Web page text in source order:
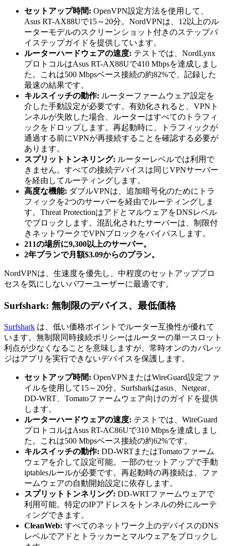
セットアップ時間: OpenVPN設定方法を使用して、
Asus RT-AX88Uで15～20分。NordVPNは、12以上のル
ーターモデルのスクリーンショット付きのステップバ
イステップガイドを提供しています。
ルーターハードウェアの速度: テストでは、NordLynx
プロトコルはAsus RT-AX88Uで410 Mbpsを達成しまし
た。これは500 Mbpsベース接続の約82%で、記録した
最速の結果です。
キルスイッチの動作: ルーターファームウェア設定を
介した手動設定が必要です。有効化されると、VPNト
ンネルが失敗した場合、ルーターはすべてのトラフィ
ックをドロップします。再起動時に、トラフィックが
通過する前にVPNが再接続することを確認する必要が
あります。
スプリットトンネリング: ルーターレベルでは利用で
きません。すべての接続デバイスは同じVPNサーバー
を経由してルーティングします。
高度な機能: ダブルVPNは、追加暗号化のためにトラ
フィックを2つのサーバーを経由でルーティングしま
す。Threat ProtectionはアドとマルウェアをDNSレベル
でブロックします。混乱化されたサーバーは、制限付
きネットワークでVPNブロックをバイパスします。
211の場所に9,300以上のサーバー。
2年プランで月額$3.09からのプラン。
NordVPNは、生速度を優先し、中程度のセットアッププロ
セスを気にしないパワーユーザーに最適です。
Surfshark: 無制限のデバイス、最低価格
Surfshark は、低い価格ポイントでルーター互換性が優れて
います。無制限同時接続ポリシーはルーターの単一スロット
利点が少なくなることを意味しますが、常時オンのカバレッ
ジはアプリを実行できないデバイスを保護します。
セットアップ時間: OpenVPNまたはWireGuard設定ファ
イルを使用して15～20分。Surfsharkはasus、Netgear、
DD-WRT、Tomatoファームウェア向けのガイドを提供
します。
ルーターハードウェアの速度: テストでは、WireGuard
プロトコルはAsus RT-AC86Uで310 Mbpsを達成しまし
た。これは500 Mbpsベース接続の約62%です。
キルスイッチの動作: DD-WRTまたはTomatoファーム
ウェアを介して設定可能。一部のセットアップで手動
iptablesルールが必要です。再起動時の再接続は、ファ
ームウェアの自動開始設定に依存します。
スプリットトンネリング: DD-WRTファームウェアで
利用可能。特定のIPアドレスをトンネルの外にルーテ
ィングできます。
CleanWeb: すべてのネットワーク上のデバイスのDNS
レベルでアドとトラッカーとマルウェアをブロックし